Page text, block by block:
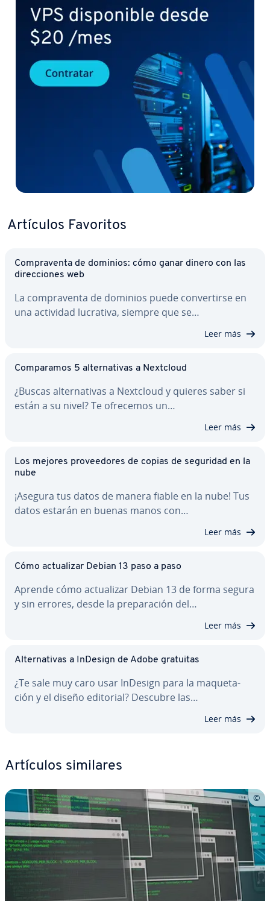
Artículos Favoritos
Co­m­pra­ve­n­ta de dominios: cómo ganar dinero con las
di­re­c­cio­nes web
La co­m­pra­ve­n­ta de dominios puede co­n­ve­r­ti­r­se en
una actividad lucrativa, siempre que se…
Leer más
Co­m­pa­ra­mos 5 al­te­r­na­ti­vas a Nextcloud
¿Buscas al­te­r­na­ti­vas a Nextcloud y quieres saber si
están a su nivel? Te ofrecemos un…
Leer más
Los mejores pro­vee­do­res de copias de seguridad en la
nube
¡Asegura tus datos de manera fiable en la nube! Tus
datos estarán en buenas manos con…
Leer más
Cómo ac­tua­li­zar Debian 13 paso a paso
Aprende cómo ac­tua­li­zar Debian 13 de forma segura
y sin errores, desde la pre­pa­ra­ción del…
Leer más
Al­te­r­na­ti­vas a InDesign de Adobe gratuitas
¿Te sale muy caro usar InDesign para la ma­que­ta­
ción y el diseño editorial? Descubre las…
Leer más
Artículos similares